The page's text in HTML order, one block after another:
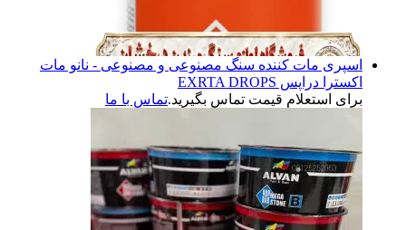
اسپری مات کننده سنگ مصنوعی و مصنوعی - نانو مات
اکسترا دراپس EXRTA DROPS
برای استعلام قیمت تماس بگیرید.تماس با ما